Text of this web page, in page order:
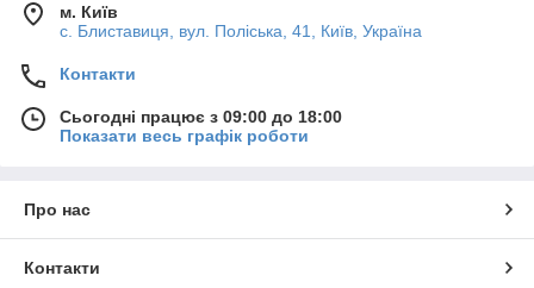
м. Київ
с. Блиставиця, вул. Поліська, 41, Київ, Україна
Контакти
Сьогодні працює з 09:00 до 18:00
Показати весь графік роботи
Про нас
Контакти